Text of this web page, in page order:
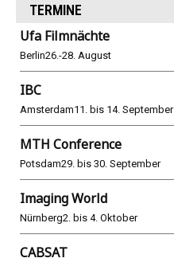
TERMINE
Ufa Filmnächte
Berlin26.-28. August
IBC
Amsterdam11. bis 14. September
MTH Conference
Potsdam29. bis 30. September
Imaging World
Nürnberg2. bis 4. Oktober
CABSAT